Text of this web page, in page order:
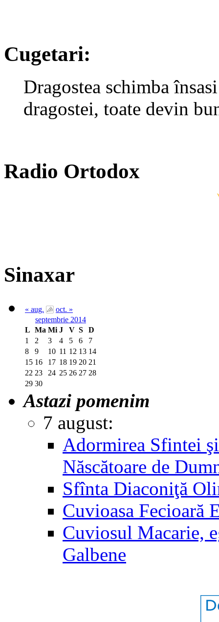
Cugetari:
Dragostea schimba
dragostei, toate devin
Radio Ortodox
Sinaxar
« aug.
oct. »
septembrie 2014
L Ma Mi J V S
D
1
2 3 4 5 6
7
8
9 10 11 12 13 14
15 16 17 18 19 20 21
22 23 24 25 26 27 28
29 30
Astazi pomenim
7 august:
Adormirea Sfintei
Născătoare de
Sfînta Diaconiţă
Cuvioasa Fecioară
Cuviosul Macarie,
Galbene